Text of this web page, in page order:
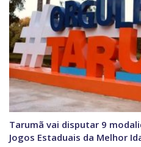
Tarumã vai disputar 9
Jogos Estaduais da Melhor